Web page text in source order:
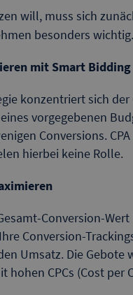
will, muss sich
besonders wichtig.
mit Smart Bidding
konzentriert sich
vorgegebenen
Conversions.
hierbei keine Rolle.
Conversion-
Conversion-
Umsatz. Die
hohen CPCs (Cost per